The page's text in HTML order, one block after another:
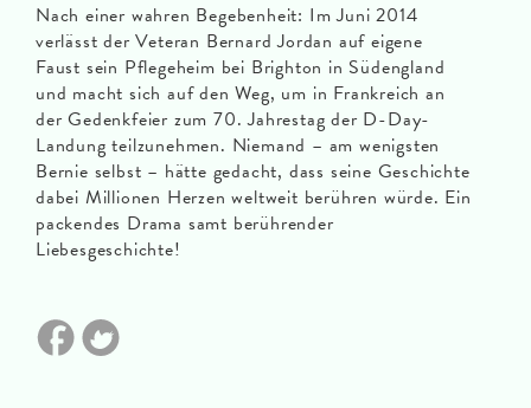
Nach einer wahren Begebenheit: Im Juni 2014
verlässt der Veteran Bernard Jordan auf eigene
Faust sein Pflegeheim bei Brighton in Südengland
und macht sich auf den Weg, um in Frankreich an
der Gedenkfeier zum 70. Jahrestag der D-Day-
Landung teilzunehmen. Niemand – am wenigsten
Bernie selbst – hätte gedacht, dass seine Geschichte
dabei Millionen Herzen weltweit berühren würde. Ein
packendes Drama samt berührender
Liebesgeschichte!